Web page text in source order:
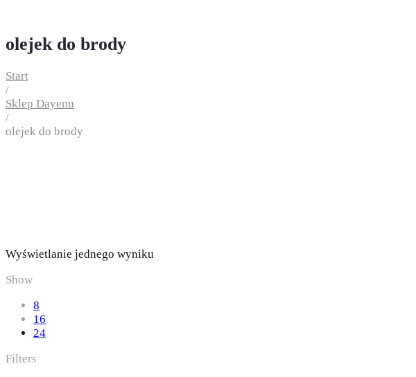
olejek do brody
Start
/
Sklep Dayenu
/
olejek do brody
Wyświetlanie jednego wyniku
Show
8
16
24
Filters